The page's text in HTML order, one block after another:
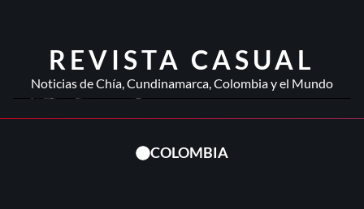
REVISTA CASUAL
Noticias de Chía, Cundinamarca, Colombia y el Mundo
COLOMBIA